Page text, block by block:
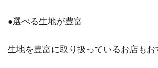
●選べる生地が豊富
生地を豊富に取り扱っているお店もお